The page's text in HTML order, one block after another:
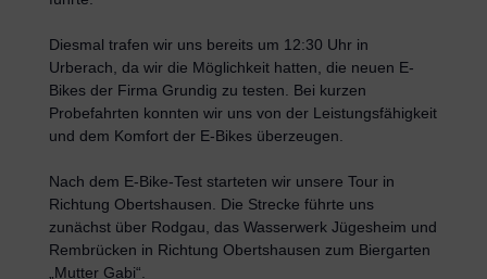
Diesmal trafen wir uns bereits um 12:30 Uhr in
Urberach, da wir die Möglichkeit hatten, die neuen E-
Bikes der Firma Grundig zu testen. Bei kurzen
Probefahrten konnten wir uns von der Leistungsfähigkeit
und dem Komfort der E-Bikes überzeugen.
Nach dem E-Bike-Test starteten wir unsere Tour in
Richtung Obertshausen. Die Strecke führte uns
zunächst über Rodgau, das Wasserwerk Jügesheim und
Rembrücken in Richtung Obertshausen zum Biergarten
„Mutter Gabi“.